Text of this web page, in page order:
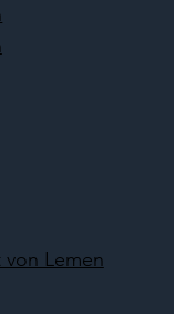
von Lemen